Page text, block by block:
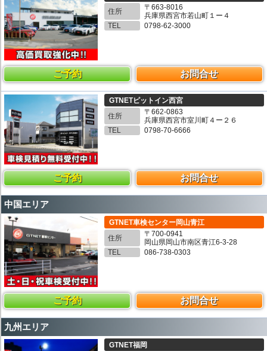
住所
〒663-8016
兵庫県西宮市若山町１ー４
TEL
0798-62-3000
ご予約 お問合せ
GTNETピットイン西宮
住所
〒662-0863
兵庫県西宮市室川町４ー２６
TEL
0798-70-6666
ご予約 お問合せ
中国エリア
GTNET車検センター岡山青江
住所
〒700-0941
岡山県岡山市南区青江6-3-28
TEL
086-738-0303
ご予約 お問合せ
九州エリア
GTNET福岡